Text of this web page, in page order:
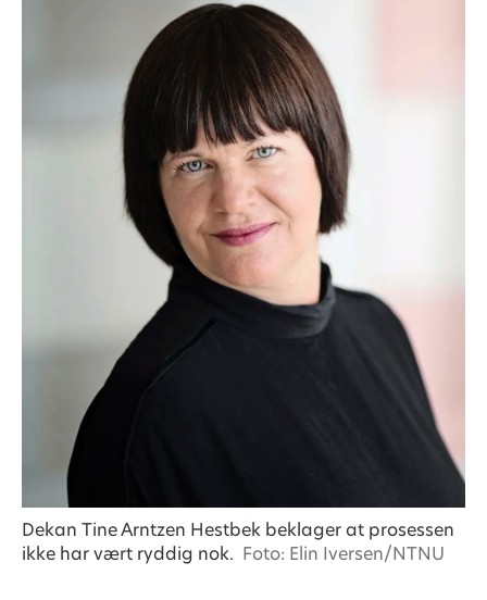
Dekan Tine Arntzen Hestbek beklager at prosessen
ikke har vært ryddig nok. Foto: Elin Iversen/NTNU